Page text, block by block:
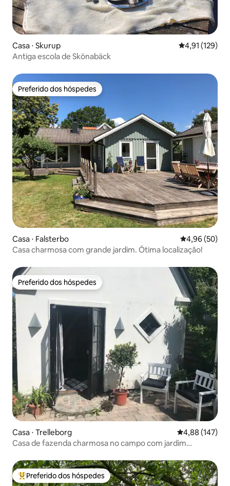
Casa ⋅ Skurup 4,91 de uma
4,91 (129)
Antiga escola de Skönabäck
Preferido dos hóspedes
Preferido dos hóspedes
Casa ⋅ Falsterbo 4,96 de uma
4,96 (50)
Casa charmosa com grande jardim. Ótima localização!
Preferido dos hóspedes
Preferido dos hóspedes
Casa ⋅ Trelleborg 4,88 de uma
4,88 (147)
Casa de fazenda charmosa no campo com jardim
Entre os melhores preferidos dos hóspedes
Preferido dos hóspedes